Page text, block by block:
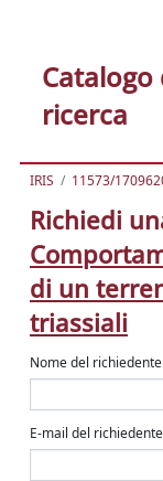
ricerca
IRIS 11573/
Richiedi
di un
triassiali
Nome del richiedente
E-mail del richiedente